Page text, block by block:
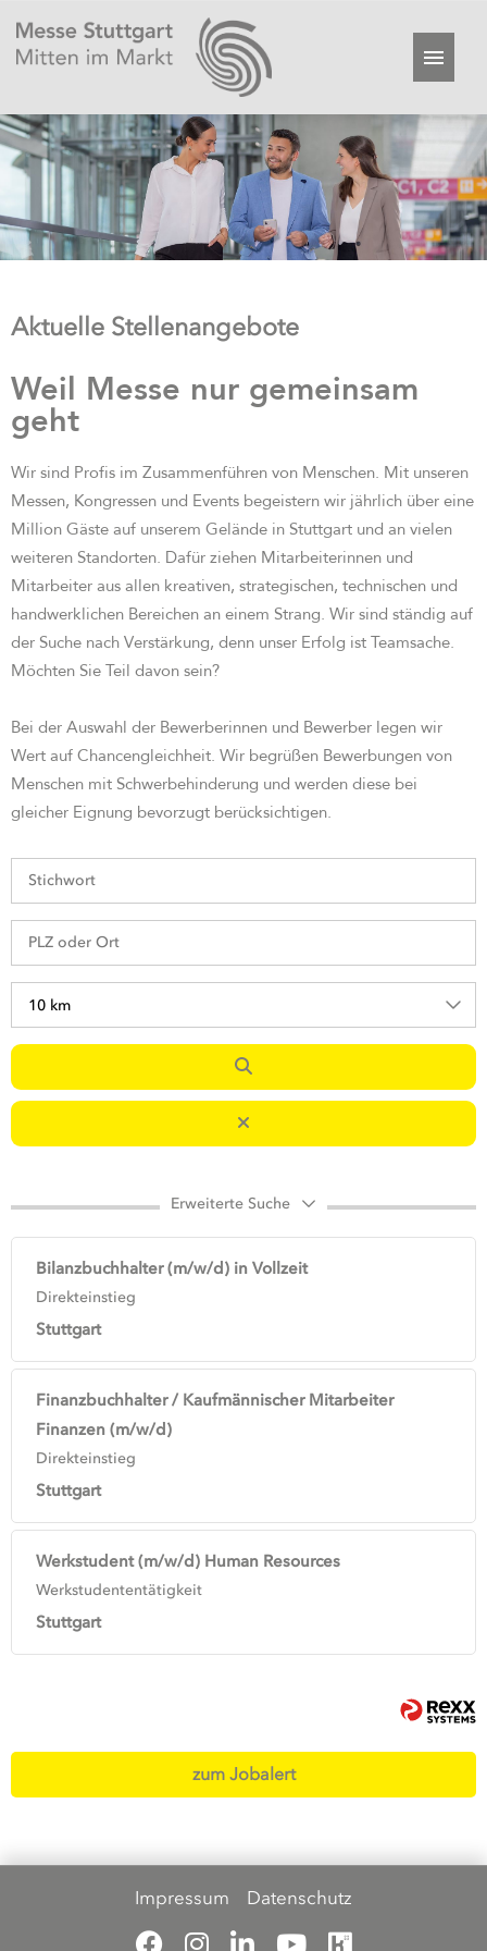
Aktuelle Stellenangebote
Weil Messe nur gemeinsam
geht
Wir sind Profis im Zusammenführen von Menschen. Mit unseren
Messen, Kongressen und Events begeistern wir jährlich über eine
Million Gäste auf unserem Gelände in Stuttgart und an vielen
weiteren Standorten. Dafür ziehen Mitarbeiterinnen und
Mitarbeiter aus allen kreativen, strategischen, technischen und
handwerklichen Bereichen an einem Strang. Wir sind ständig auf
der Suche nach Verstärkung, denn unser Erfolg ist Teamsache.
Möchten Sie Teil davon sein?
Bei der Auswahl der Bewerberinnen und Bewerber legen wir
Wert auf Chancengleichheit. Wir begrüßen Bewerbungen von
Menschen mit Schwerbehinderung und werden diese bei
gleicher Eignung bevorzugt berücksichtigen.
10 km
Erweiterte Suche
Bilanzbuchhalter (m/w/d) in Vollzeit
Direkteinstieg
Stuttgart
Finanzbuchhalter / Kaufmännischer Mitarbeiter
Finanzen (m/w/d)
Direkteinstieg
Stuttgart
Werkstudent (m/w/d) Human Resources
Werkstudententätigkeit
Stuttgart
zum Jobalert
Impressum Datenschutz